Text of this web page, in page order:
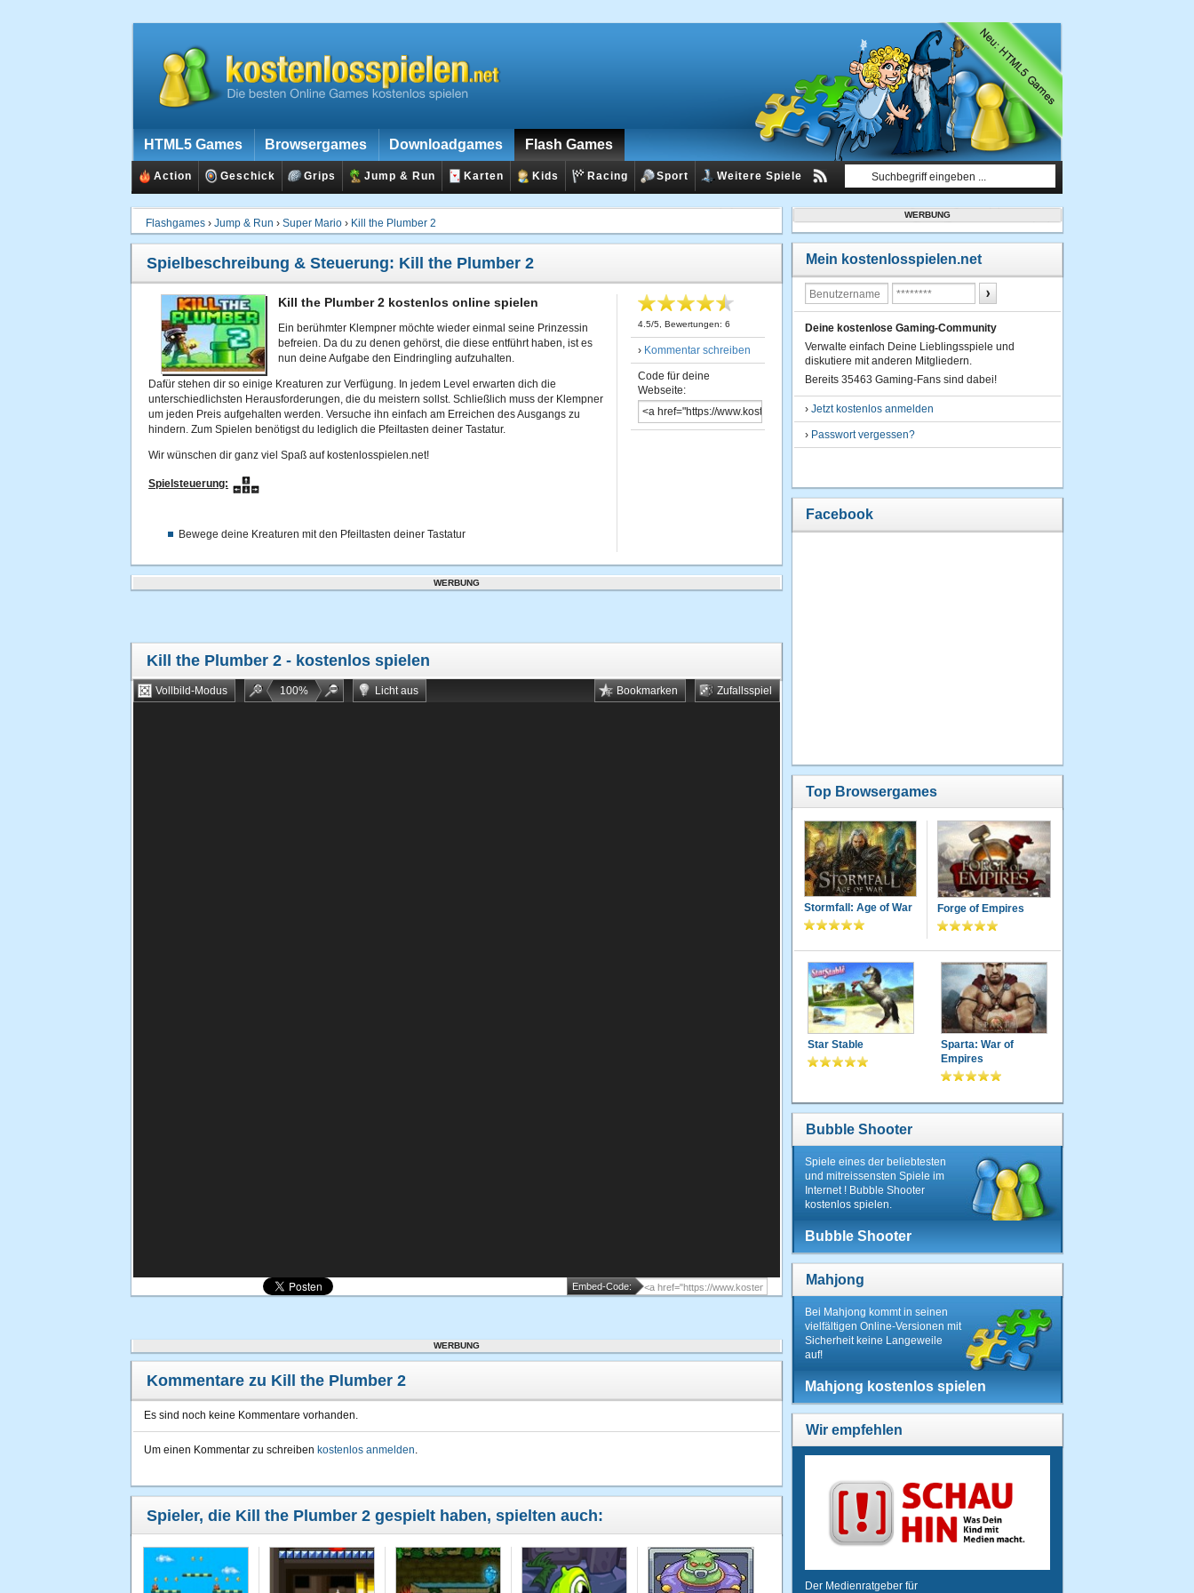
HTML5 Games Browsergames Downloadgames Flash Games
Action Geschick Grips Jump & Run Karten Kids Racing Sport Weitere Spiele
Flashgames › Jump & Run › Super Mario › Kill the Plumber 2
Spielbeschreibung & Steuerung: Kill the Plumber 2
Kill the Plumber 2 kostenlos online spielen
Ein berühmter Klempner möchte wieder einmal seine Prinzessin
befreien. Da du zu denen gehörst, die diese entführt haben, ist es
nun deine Aufgabe den Eindringling aufzuhalten.
Dafür stehen dir so einige Kreaturen zur Verfügung. In jedem Level erwarten dich die
unterschiedlichsten Herausforderungen, die du meistern sollst. Schließlich muss der Klempner
um jeden Preis aufgehalten werden. Versuche ihn einfach am Erreichen des Ausgangs zu
hindern. Zum Spielen benötigst du lediglich die Pfeiltasten deiner Tastatur.
Wir wünschen dir ganz viel Spaß auf kostenlosspielen.net!
Spielsteuerung:
Bewege deine Kreaturen mit den Pfeiltasten deiner Tastatur
4.5/5 , Bewertungen: 6
› Kommentar schreiben
Code für deine
Webseite:
WERBUNG
Kill the Plumber 2 - kostenlos spielen
Vollbild-Modus 100% Licht aus Zufallsspiel
Bookmarken
Embed-Code:
WERBUNG
Kommentare zu Kill the Plumber 2
Es sind noch keine Kommentare vorhanden.
Um einen Kommentar zu schreiben kostenlos anmelden.
Spieler, die Kill the Plumber 2 gespielt haben, spielten auch:
WERBUNG
Mein kostenlosspielen.net
Deine kostenlose Gaming-Community
Verwalte einfach Deine Lieblingsspiele und
diskutiere mit anderen Mitgliedern.
Bereits 35463 Gaming-Fans sind dabei!
› Jetzt kostenlos anmelden
› Passwort vergessen?
Facebook
Top Browsergames
Stormfall: Age of War Forge of Empires
Star Stable
Sparta: War of
Empires
Bubble Shooter
Spiele eines der beliebtesten
und mitreissensten Spiele im
Internet ! Bubble Shooter
kostenlos spielen.
Bubble Shooter
Mahjong
Bei Mahjong kommt in seinen
vielfältigen Online-Versionen mit
Sicherheit keine Langeweile
auf!
Mahjong kostenlos spielen
Wir empfehlen
Der Medienratgeber für